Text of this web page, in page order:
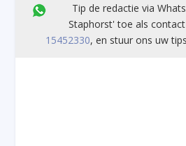
Tip de redactie via
Staphorst' toe als
15452330, en stuur ons uw